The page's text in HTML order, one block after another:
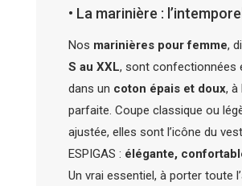
• La marinière :
Nos marinières pour femme,
S au XXL, sont confectionnées
dans un coton épais et doux, à
parfaite. Coupe classique ou
ajustée, elles sont l’icône du
ESPIGAS : élégante,
Un vrai essentiel, à porter toute